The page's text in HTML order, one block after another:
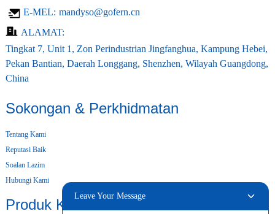
E-MEL: mandyso@gofern.cn
ALAMAT:
Tingkat 7, Unit 1, Zon Perindustrian Jingfanghua, Kampung Hebei,
Pekan Bantian, Daerah Longgang, Shenzhen, Wilayah Guangdong,
China
Sokongan & Perkhidmatan
Tentang Kami
Reputasi Baik
Soalan Lazim
Hubungi Kami
Produk Kami
Leave Your Message